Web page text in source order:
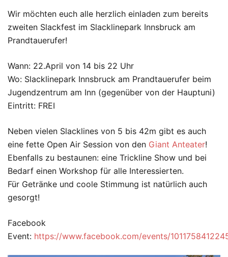
Wir möchten euch alle herzlich einladen zum bereits
zweiten Slackfest im Slacklinepark Innsbruck am
Prandtauerufer!
Wann: 22.April von 14 bis 22 Uhr
Wo: Slacklinepark Innsbruck am Prandtauerufer beim
Jugendzentrum am Inn (gegenüber von der Hauptuni)
Eintritt: FREI
Neben vielen Slacklines von 5 bis 42m gibt es auch
eine fette Open Air Session von den Giant Anteater!
Ebenfalls zu bestaunen: eine Trickline Show und bei
Bedarf einen Workshop für alle Interessierten.
Für Getränke und coole Stimmung ist natürlich auch
gesorgt!
Facebook
Event: https://www.facebook.com/events/